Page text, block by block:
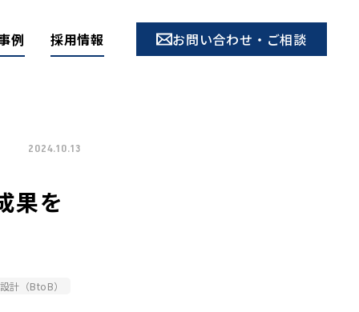
例 採用情報 お問い合わせ・ご相談
2024.10.13
果を
計（BtoB）